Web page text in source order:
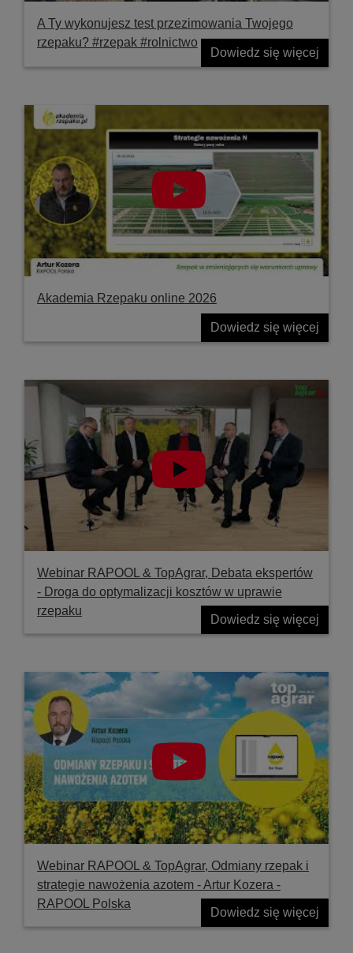
A Ty wykonujesz test przezimowania Twojego
rzepaku? #rzepak #rolnictwo
Dowiedz się więcej
Akademia Rzepaku online 2026
Dowiedz się więcej
Webinar RAPOOL & TopAgrar, Debata ekspertów
- Droga do optymalizacji kosztów w uprawie
rzepaku
Dowiedz się więcej
Webinar RAPOOL & TopAgrar, Odmiany rzepak i
strategie nawożenia azotem - Artur Kozera -
RAPOOL Polska
Dowiedz się więcej